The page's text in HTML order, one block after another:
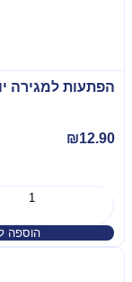
הפתעות למגירה יויו
₪12.90
הוספה